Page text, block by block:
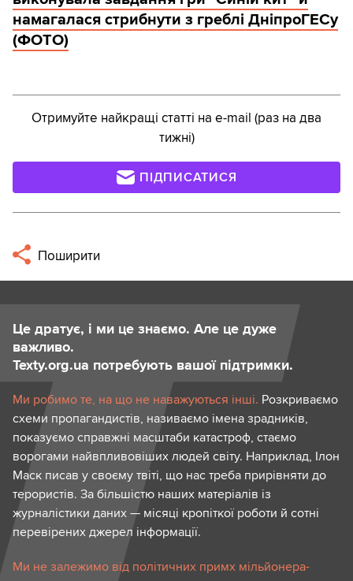
намагалася стрибнути з греблі ДніпроГЕСу
(ФОТО)
Отримуйте найкращі статті на e-mail (раз на два
тижні)
ПІДПИСАТИСЯ
Поширити
Це дратує, і ми це знаємо. Але це дуже
важливо.
Texty.org.ua потребують вашої підтримки.
Ми робимо те, на що не наважуються інші. Розкриваємо
схеми пропагандистів, називаємо імена зрадників,
показуємо справжні масштаби катастроф, стаємо
ворогами найвпливовіших людей світу. Наприклад, Ілон
Маск писав у своєму твіті, що нас треба прирівняти до
терористів. За більшістю наших матеріалів із
журналістики даних — місяці кропіткої роботи й сотні
перевірених джерел інформації.
Ми не залежимо від політичних примх мільйонера-